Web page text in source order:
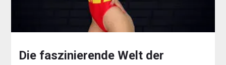
Die faszinierende Welt der